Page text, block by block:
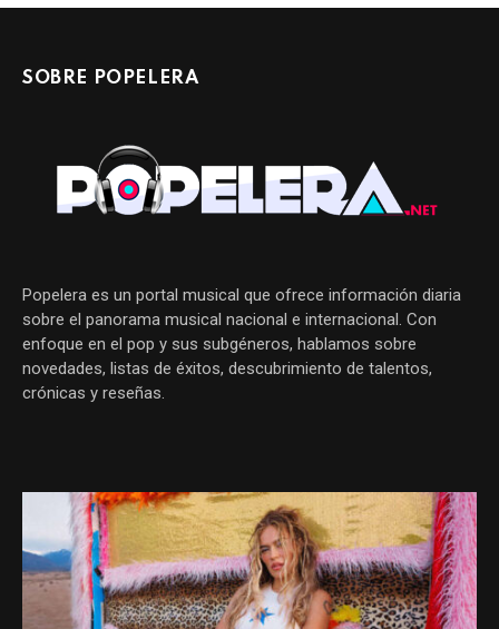
SOBRE POPELERA
Popelera es un portal musical que ofrece información diaria
sobre el panorama musical nacional e internacional. Con
enfoque en el pop y sus subgéneros, hablamos sobre
novedades, listas de éxitos, descubrimiento de talentos,
crónicas y reseñas.